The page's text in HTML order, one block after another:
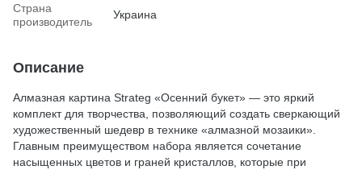
Страна
производитель
Украина
Описание
Алмазная картина Strateg «Осенний букет» — это яркий
комплект для творчества, позволяющий создать сверкающий
художественный шедевр в технике «алмазной мозаики».
Главным преимуществом набора является сочетание
насыщенных цветов и граней кристаллов, которые при